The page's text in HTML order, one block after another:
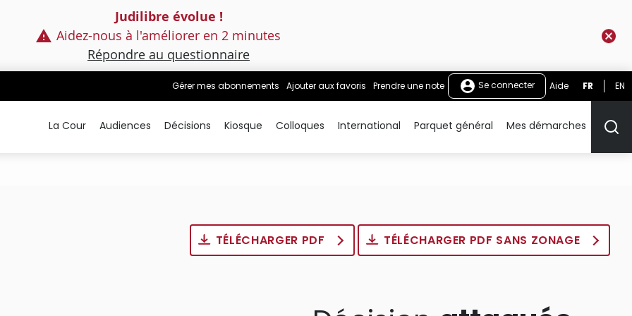
Judilibre évolue !
Aidez-nous à l'améliorer en 2 minutes
Répondre au questionnaire
Gérer mes abonnements Ajouter aux favoris Prendre une note Se connecter Aide FR EN
La Cour Audiences Décisions Kiosque Colloques International Parquet général Mes démarches
TÉLÉCHARGER PDF TÉLÉCHARGER PDF SANS ZONAGE